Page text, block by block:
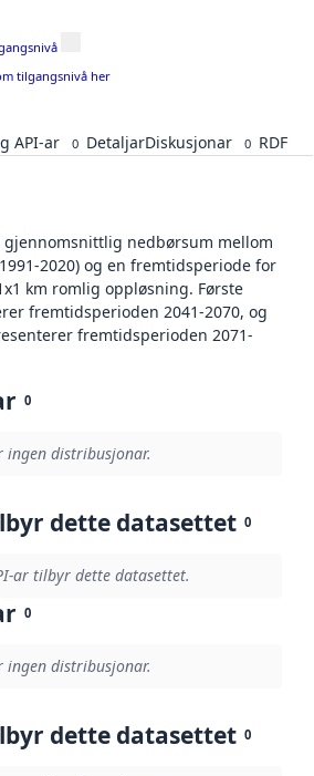
tilgangsnivå her
API-ar 0 DetaljarDiskusjonar 0 RDF
gjennomsnittlig nedbørsum mellom
2020) og en fremtidsperiode for
km romlig oppløsning. Første
fremtidsperioden 2041-2070, og
fremtidsperioden 2071-
0
ingen distribusjonar.
dette datasettet 0
ar tilbyr dette datasettet.
0
ingen distribusjonar.
dette datasettet 0